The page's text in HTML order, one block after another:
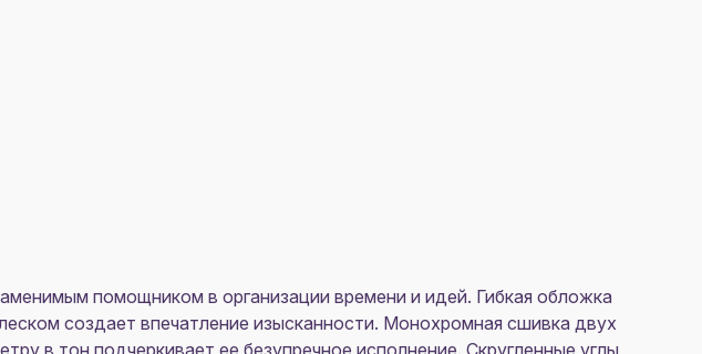
помощником в организации времени и идей. Гибкая обложка
создает впечатление изысканности. Монохромная сшивка двух
в тон подчеркивает ее безупречное исполнение. Скругленные углы